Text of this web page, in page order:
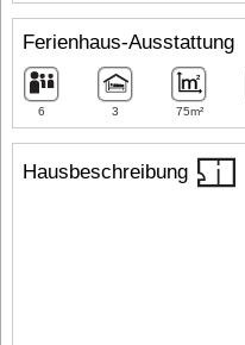
Hausbeschreibung
Ferienhaus-Ausstattung
6 3 75m²